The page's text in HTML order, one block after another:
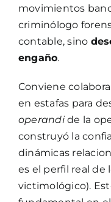
movimientos
criminólogo
contable, sino
engaño.
Conviene
en estafas para
operandide la
construyó la
dinámicas
es el perfil real de
victimológico).